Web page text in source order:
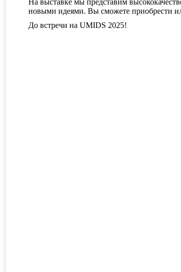
На выставке мы представим
новыми идеями. Вы сможете приобрести
До встречи на UMIDS 2025!